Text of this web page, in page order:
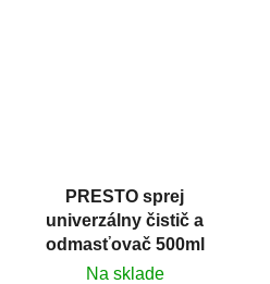
PRESTO sprej
univerzálny čistič a
odmasťovač 500ml
Na sklade